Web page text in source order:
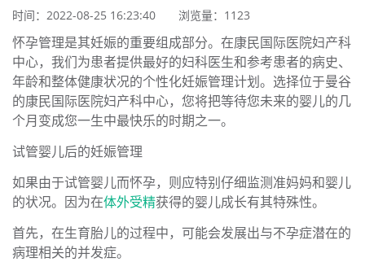
时间：2022-08-25 16:23:40 浏览量： 1123
怀孕管理是其妊娠的重要组成部分。在康民国际医院妇产科
中心，我们为患者提供最好的妇科医生和参考患者的病史、
年龄和整体健康状况的个性化妊娠管理计划。选择位于曼谷
的康民国际医院妇产科中心，您将把等待您未来的婴儿的几
个月变成您一生中最快乐的时期之一。
试管婴儿后的妊娠管理
如果由于试管婴儿而怀孕，则应特别仔细监测准妈妈和婴儿
的状况。因为在体外受精获得的婴儿成长有其特殊性。
首先，在生育胎儿的过程中，可能会发展出与不孕症潜在的
病理相关的并发症。